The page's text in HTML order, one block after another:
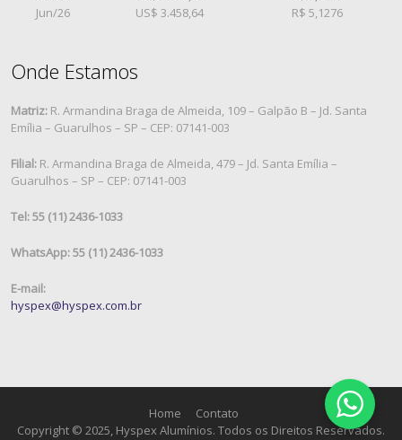
Jun/26
US$ 3.458,64 R$ 5,1276
Onde Estamos
Matriz: R. Armandina Braga de Almeida, 109 – Galpão B – Jd. Santa
Emília – Guarulhos – SP – CEP: 07141-003
Filial: R. Armandina Braga de Almeida, 479 – Jd. Santa Emília –
Guarulhos – SP – CEP: 07141-003
Tel: 55 (11) 2436-1033
WhatsApp: 55 (11) 2436-1033
E-mail:
hyspex@hyspex.com.br
Home
Contato
Copyright © 2025, Hyspex Alumínios. Todos os Direitos Reservados.